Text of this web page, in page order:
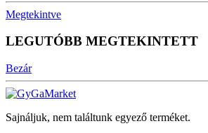
Megtekintve
LEGUTÓBB MEGTEKINTETT
Bezár
Sajnáljuk, nem találtunk egyező terméket.